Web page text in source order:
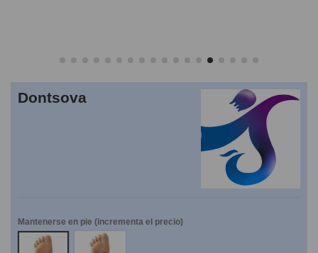
Dontsova
Mantenerse en pie (incrementa el precio)
NO
SI